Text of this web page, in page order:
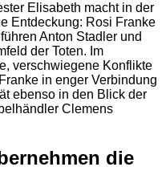
Elisabeth macht in der
Entdeckung: Rosi Franke
Anton Stadler und
der Toten. Im
verschwiegene Konflikte
in enger Verbindung
ebenso in den Blick der
Clemens
die